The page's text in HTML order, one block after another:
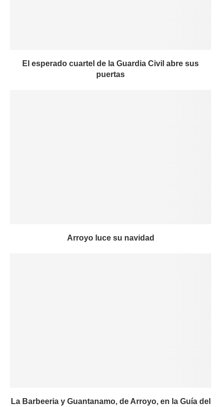
El esperado cuartel de la Guardia Civil abre sus
puertas
Arroyo luce su navidad
La Barbeeria y Guantanamo, de Arroyo, en la Guía del